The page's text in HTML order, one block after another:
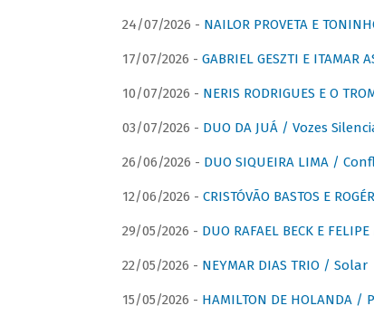
24/07/2026 - NAILOR PROVETA E
17/07/2026 - GABRIEL GESZTI E
10/07/2026 - NERIS RODRIGUES E O
03/07/2026 - DUO DA JUÁ / Vozes
26/06/2026 - DUO SIQUEIRA LIMA /
12/06/2026 - CRISTÓVÃO BASTOS E
29/05/2026 - DUO RAFAEL BECK E
22/05/2026 - NEYMAR DIAS TRIO / Solar
15/05/2026 - HAMILTON DE HOLANDA